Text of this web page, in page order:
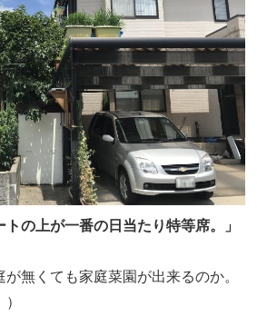
トの上が一番の日当たり特等席。」
無くても家庭菜園が出来るのか。